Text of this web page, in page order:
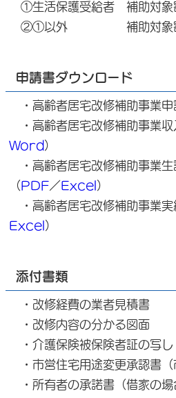
①生活保護受給者 補助対
②①以外 補助対象額
申請書ダウンロード
・高齢者居宅改修補助事業申
・高齢者居宅改修補助事業収
Word ）
・高齢者居宅改修補助事業生
（PDF／Excel ）
・高齢者居宅改修補助事業実
Excel ）
添付書類
・改修経費の業者見積書
・改修内容の分かる図面
・介護保険被保険者証の写し
・市営住宅用途変更承認書（
・所有者の承諾書（借家の場